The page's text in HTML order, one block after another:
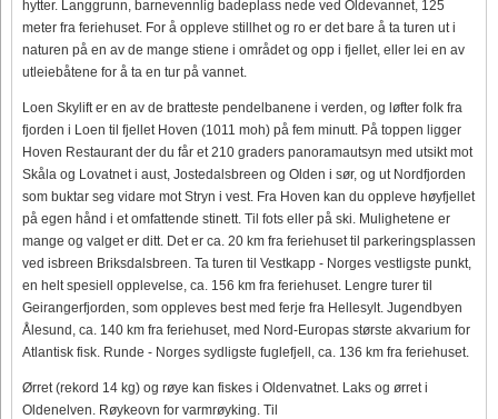
hytter. Langgrunn, barnevennlig badeplass nede ved Oldevannet, 125
meter fra feriehuset. For å oppleve stillhet og ro er det bare å ta turen ut i
naturen på en av de mange stiene i området og opp i fjellet, eller lei en av
utleiebåtene for å ta en tur på vannet.
Loen Skylift er en av de bratteste pendelbanene i verden, og løfter folk fra
fjorden i Loen til fjellet Hoven (1011 moh) på fem minutt. På toppen ligger
Hoven Restaurant der du får et 210 graders panoramautsyn med utsikt mot
Skåla og Lovatnet i aust, Jostedalsbreen og Olden i sør, og ut Nordfjorden
som buktar seg vidare mot Stryn i vest. Fra Hoven kan du oppleve høyfjellet
på egen hånd i et omfattende stinett. Til fots eller på ski. Mulighetene er
mange og valget er ditt. Det er ca. 20 km fra feriehuset til parkeringsplassen
ved isbreen Briksdalsbreen. Ta turen til Vestkapp - Norges vestligste punkt,
en helt spesiell opplevelse, ca. 156 km fra feriehuset. Lengre turer til
Geirangerfjorden, som oppleves best med ferje fra Hellesylt. Jugendbyen
Ålesund, ca. 140 km fra feriehuset, med Nord-Europas største akvarium for
Atlantisk fisk. Runde - Norges sydligste fuglefjell, ca. 136 km fra feriehuset.
Ørret (rekord 14 kg) og røye kan fiskes i Oldenvatnet. Laks og ørret i
Oldenelven. Røykeovn for varmrøyking. Til